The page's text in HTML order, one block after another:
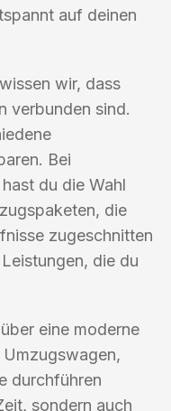
auf deinen
wir, dass
verbunden sind.
Bei
du die Wahl
die
zugeschnitten
die du
eine moderne
durchführen
sondern auch